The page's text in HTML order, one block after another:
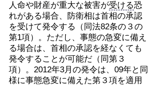
人命や財産が重大な被害が受ける恐
れがある場合、防衛相は首相の承認
を受けて発令する（同法82条の３の
第1項）。ただし、事態の急変に備え
る場合は、首相の承認を経なくても
発令することが可能だ（同第３
項）。2012年3月の発令は、09年と同
様に事態急変に備えた第３項を適用